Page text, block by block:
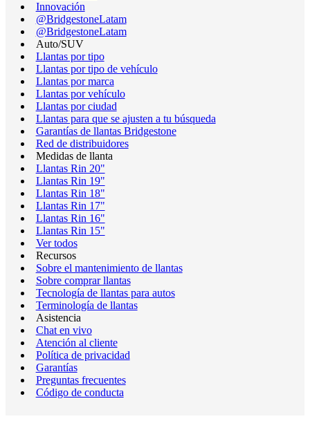
Innovación
@BridgestoneLatam
@BridgestoneLatam
Auto/SUV
Llantas por tipo
Llantas por tipo de vehículo
Llantas por marca
Llantas por vehículo
Llantas por ciudad
Llantas para que se ajusten a tu búsqueda
Garantías de llantas Bridgestone
Red de distribuidores
Medidas de llanta
Llantas Rin 20"
Llantas Rin 19"
Llantas Rin 18"
Llantas Rin 17"
Llantas Rin 16"
Llantas Rin 15"
Ver todos
Recursos
Sobre el mantenimiento de llantas
Sobre comprar llantas
Tecnología de llantas para autos
Terminología de llantas
Asistencia
Chat en vivo
Atención al cliente
Política de privacidad
Garantías
Preguntas frecuentes
Código de conducta